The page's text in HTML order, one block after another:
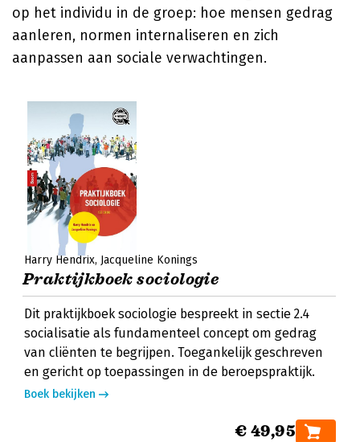
op het individu in de groep: hoe mensen gedrag
aanleren, normen internaliseren en zich
aanpassen aan sociale verwachtingen.
Harry Hendrix Jacqueline Konings
Praktijkboek sociologie
Dit praktijkboek sociologie bespreekt in sectie 2.4
socialisatie als fundamenteel concept om gedrag
van cliënten te begrijpen. Toegankelijk geschreven
en gericht op toepassingen in de beroepspraktijk.
Boek bekijken
€ 49,95